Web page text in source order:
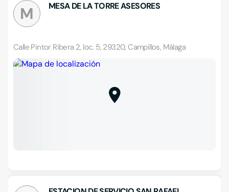
M MESA DE LA TORRE ASESORES
Calle Pintor Ribera 2, loc. 5, 29320, Campillos, Málaga